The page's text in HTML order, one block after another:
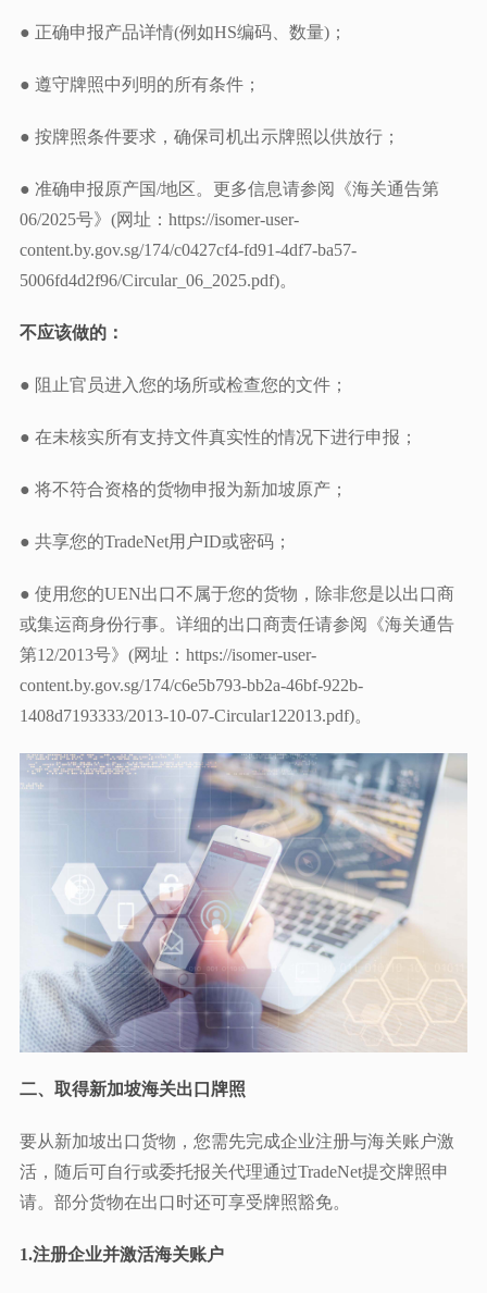
● 正确申报产品详情(例如HS编码、数量)；
● 遵守牌照中列明的所有条件；
● 按牌照条件要求，确保司机出示牌照以供放行；
● 准确申报原产国/地区。更多信息请参阅《海关通告第
06/2025号》(网址：https://isomer-user-
content.by.gov.sg/174/c0427cf4-fd91-4df7-ba57-
5006fd4d2f96/Circular_06_2025.pdf)。
不应该做的：
● 阻止官员进入您的场所或检查您的文件；
● 在未核实所有支持文件真实性的情况下进行申报；
● 将不符合资格的货物申报为新加坡原产；
● 共享您的TradeNet用户ID或密码；
● 使用您的UEN出口不属于您的货物，除非您是以出口商
或集运商身份行事。详细的出口商责任请参阅《海关通告
第12/2013号》(网址：https://isomer-user-
content.by.gov.sg/174/c6e5b793-bb2a-46bf-922b-
1408d7193333/2013-10-07-Circular122013.pdf)。
二、取得新加坡海关出口牌照
要从新加坡出口货物，您需先完成企业注册与海关账户激
活，随后可自行或委托报关代理通过TradeNet提交牌照申
请。部分货物在出口时还可享受牌照豁免。
1.注册企业并激活海关账户